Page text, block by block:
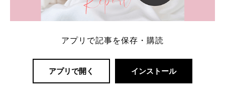
アプリで記事を保存・購読
アプリで開く インストール